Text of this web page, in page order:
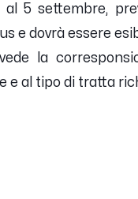
5 settembre,
e dovrà essere
la
e al tipo di tratta